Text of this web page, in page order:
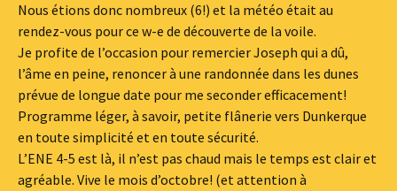
Nous étions donc nombreux (6!) et la météo était au
rendez-vous pour ce w-e de découverte de la voile.
Je profite de l’occasion pour remercier Joseph qui a dû,
l’âme en peine, renoncer à une randonnée dans les dunes
prévue de longue date pour me seconder efficacement!
Programme léger, à savoir, petite flânerie vers Dunkerque
en toute simplicité et en toute sécurité.
L’ENE 4-5 est là, il n’est pas chaud mais le temps est clair et
agréable. Vive le mois d’octobre! (et attention à